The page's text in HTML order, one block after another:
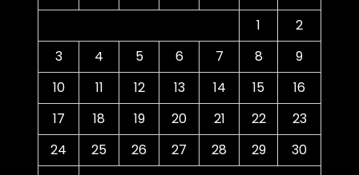
1
2
3
4 5 6 7 8
9
10
11 12 13 14 15
16
17
18 19 20 21 22
23
24
25 26 27 28 29
30